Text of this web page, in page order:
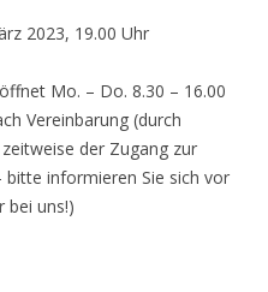
2023, 19.00 Uhr
Mo. – Do. 8.30 – 16.00
Vereinbarung (durch
der Zugang zur
informieren Sie sich vor
bei uns!)